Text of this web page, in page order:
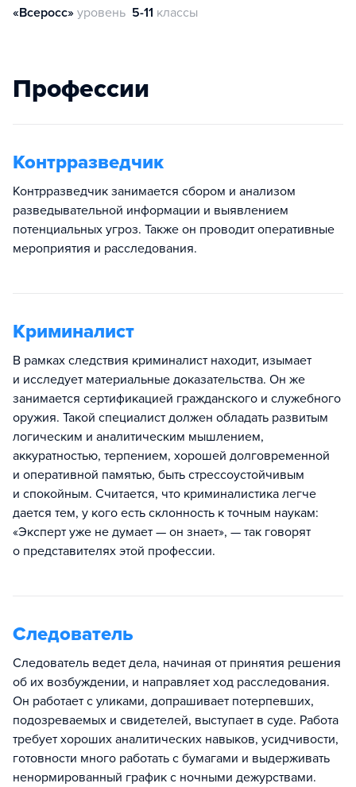
«Всеросс» уровень 5-11 классы
Профессии
Контрразведчик
Контрразведчик занимается сбором и анализом
разведывательной информации и выявлением
потенциальных угроз. Также он проводит оперативные
мероприятия и расследования.
Криминалист
В рамках следствия криминалист находит, изымает
и исследует материальные доказательства. Он же
занимается сертификацией гражданского и служебного
оружия. Такой специалист должен обладать развитым
логическим и аналитическим мышлением,
аккуратностью, терпением, хорошей долговременной
и оперативной памятью, быть стрессоустойчивым
и спокойным. Считается, что криминалистика легче
дается тем, у кого есть склонность к точным наукам:
«Эксперт уже не думает — он знает», — так говорят
о представителях этой профессии.
Следователь
Следователь ведет дела, начиная от принятия решения
об их возбуждении, и направляет ход расследования.
Он работает с уликами, допрашивает потерпевших,
подозреваемых и свидетелей, выступает в суде. Работа
требует хороших аналитических навыков, усидчивости,
готовности много работать с бумагами и выдерживать
ненормированный график с ночными дежурствами.